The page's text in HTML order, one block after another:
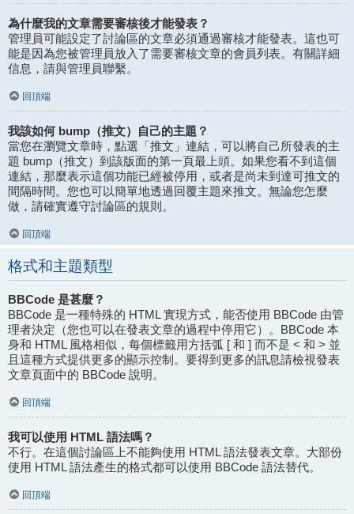
為什麼我的文章需要審核後才能發表？
管理員可能設定了討論區的文章必須通過審核才能發表。這也可
能是因為您被管理員放入了需要審核文章的會員列表。有關詳細
信息，請與管理員聯繫。
回頂端
我該如何 bump（推文）自己的主題？
當您在瀏覽文章時，點選「推文」連結，可以將自己所發表的主
題 bump（推文）到該版面的第一頁最上頭。如果您看不到這個
連結，那麼表示這個功能已經被停用，或者是尚未到達可推文的
間隔時間。您也可以簡單地透過回覆主題來推文。無論您怎麼
做，請確實遵守討論區的規則。
回頂端
格式和主題類型
BBCode 是甚麼？
BBCode 是一種特殊的 HTML 實現方式，能否使用 BBCode 由管
理者決定（您也可以在發表文章的過程中停用它）。BBCode 本
身和 HTML 風格相似，每個標籤用方括弧 [ 和 ] 而不是 < 和 > 並
且這種方式提供更多的顯示控制。要得到更多的訊息請檢視發表
文章頁面中的 BBCode 說明。
回頂端
我可以使用 HTML 語法嗎？
不行。在這個討論區上不能夠使用 HTML 語法發表文章。大部份
使用 HTML 語法產生的格式都可以使用 BBCode 語法替代。
回頂端